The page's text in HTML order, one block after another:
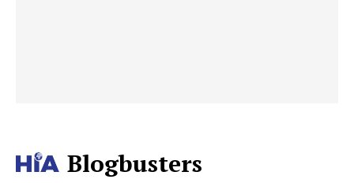
Blogbusters